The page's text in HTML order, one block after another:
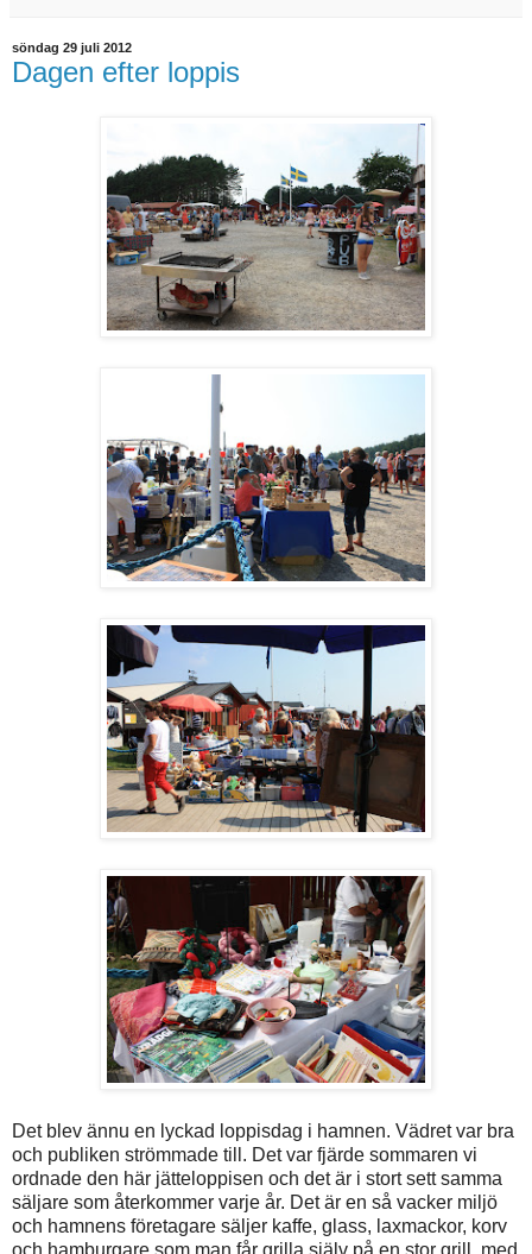
söndag 29 juli 2012
Dagen efter loppis
Det blev ännu en lyckad loppisdag i hamnen. Vädret var bra
och publiken strömmade till. Det var fjärde sommaren vi
ordnade den här jätteloppisen och det är i stort sett samma
säljare som återkommer varje år. Det är en så vacker miljö
och hamnens företagare säljer kaffe, glass, laxmackor, korv